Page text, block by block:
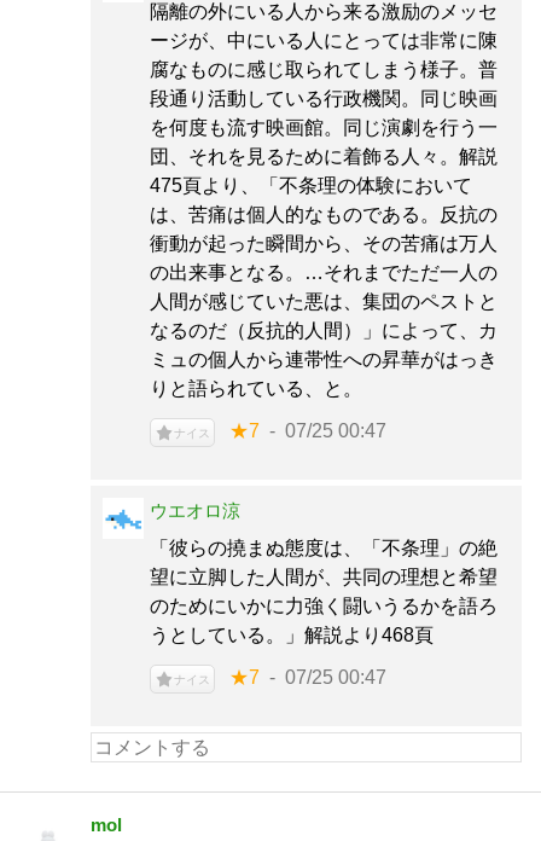
隔離の外にいる人から来る激励のメッセ
ージが、中にいる人にとっては非常に陳
腐なものに感じ取られてしまう様子。普
段通り活動している行政機関。同じ映画
を何度も流す映画館。同じ演劇を行う一
団、それを見るために着飾る人々。解説
475頁より、「不条理の体験において
は、苦痛は個人的なものである。反抗の
衝動が起った瞬間から、その苦痛は万人
の出来事となる。…それまでただ一人の
人間が感じていた悪は、集団のペストと
なるのだ（反抗的人間）」によって、カ
ミュの個人から連帯性への昇華がはっき
りと語られている、と。
ナイス ★7 07/25 00:47
ウエオロ涼
「彼らの撓まぬ態度は、「不条理」の絶
望に立脚した人間が、共同の理想と希望
のためにいかに力強く闘いうるかを語ろ
うとしている。」解説より468頁
ナイス ★7 07/25 00:47
mol